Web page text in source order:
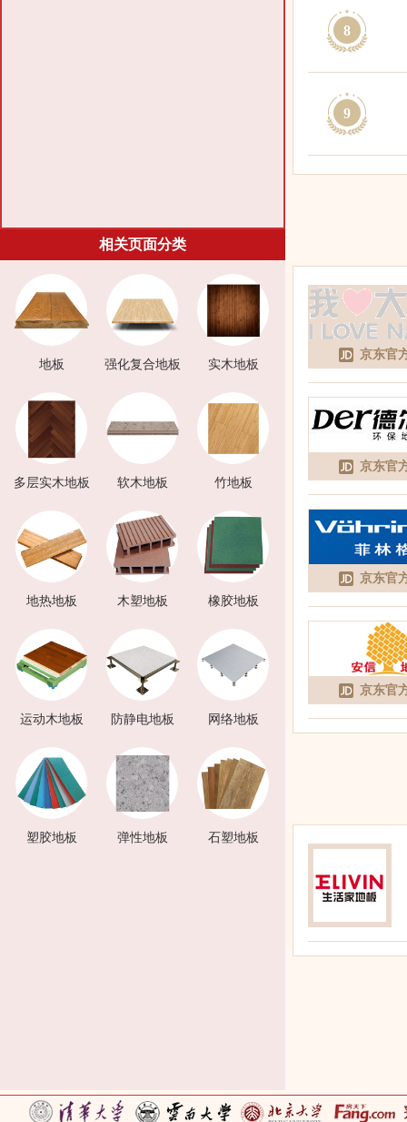
相关页面分类
地板 强化复合地板 实木地板
多层实木地板 软木地板 竹地板
地热地板 木塑地板 橡胶地板
运动木地板 防静电地板 网络地板
塑胶地板 弹性地板 石塑地板
8
9
京东官
京东官
京东官
京东官